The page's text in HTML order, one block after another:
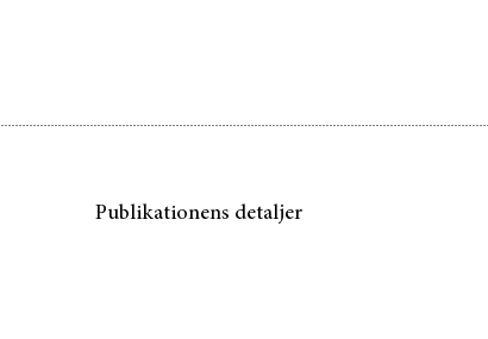
Publikationens detaljer